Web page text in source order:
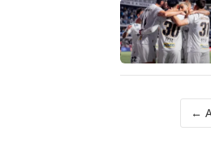
Paginação
←